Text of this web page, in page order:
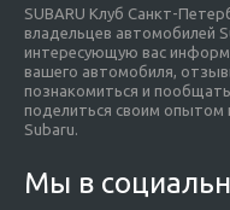
SUBARU Клуб Санкт-
владельцев автомобилей
интересующую вас
вашего автомобиля,
познакомиться и
поделиться своим опытом
Subaru.
Мы в